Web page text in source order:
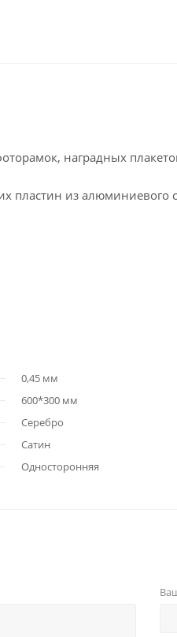
наградных
пластин из алюминиевого
0,45 мм
600*300 мм
Серебро
Сатин
Односторонняя